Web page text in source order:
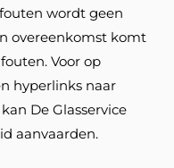
wordt geen
overeenkomst komt
Voor op
hyperlinks naar
De Glasservice
aanvaarden.